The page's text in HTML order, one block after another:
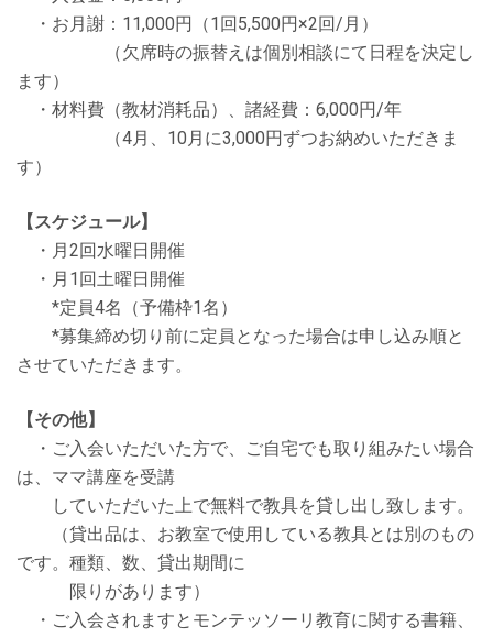
・お⽉謝：11,000円（1回5,500円×2回/⽉）
（⽋席時の振替えは個別相談にて⽇程を決定し
ます）
・材料費（教材消耗品）、諸経費：6,000円/年
（4⽉、10⽉に3,000円ずつお納めいただきま
す）
【スケジュール】
・⽉2回⽔曜⽇開催
・月1回土曜日開催
*定員4名（予備枠1名）
*募集締め切り前に定員となった場合は申し込み順と
させていただきます。
【その他】
・ご⼊会いただいた⽅で、ご⾃宅でも取り組みたい場合
は、ママ講座を受講
していただいた上で無料で教具を貸し出し致します。
（貸出品は、お教室で使⽤している教具とは別のもの
です。種類、数、貸出期間に
限りがあります）
・ご⼊会されますとモンテッソーリ教育に関する書籍、